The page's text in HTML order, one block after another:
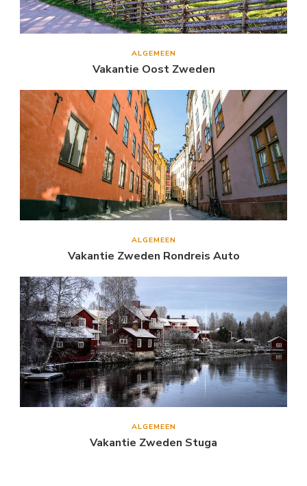
ALGEMEEN
Vakantie Oost Zweden
ALGEMEEN
Vakantie Zweden Rondreis Auto
ALGEMEEN
Vakantie Zweden Stuga